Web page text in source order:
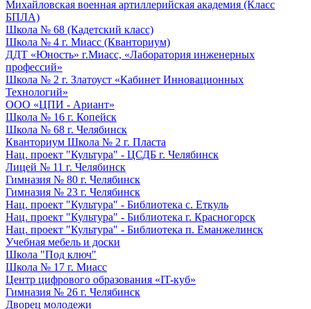
Михайловская военная артиллерийская академия (Класс
БПЛА)
Школа № 68 (Кадетский класс)
Школа № 4 г. Миасс (Кванториум)
ДДТ «Юность» г.Миасс, «Лаборатория инженерных
профессий»
Школа № 2 г. Златоуст «Кабинет Инновационных
Технологий»
ООО «ЦПИ - Ариант»
Школа № 16 г. Копейск
Школа № 68 г. Челябинск
Кванториум Школа № 2 г. Пласта
Нац. проект "Культура" - ЦСДБ г. Челябинск
Лицей № 11 г. Челябинск
Гимназия № 80 г. Челябинск
Гимназия № 23 г. Челябинск
Нац. проект "Культура" - Библиотека с. Еткуль
Нац. проект "Культура" - Библиотека г. Красногорск
Нац. проект "Культура" - Библиотека п. Еманжелинск
Учебная мебель и доски
Школа "Под ключ"
Школа № 17 г. Миасс
Центр цифрового образования «IT-куб»
Гимназия № 26 г. Челябинск
Дворец молодежи